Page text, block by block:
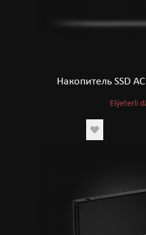
Накопитель SSD
Elýeterli